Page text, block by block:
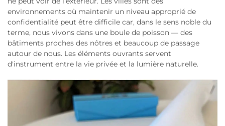
environnements où maintenir un niveau approprié de
confidentialité peut être difficile car, dans le sens noble du
terme, nous vivons dans une boule de poisson — des
bâtiments proches des nôtres et beaucoup de passage
autour de nous. Les éléments ouvrants servent
d'instrument entre la vie privée et la lumière naturelle.